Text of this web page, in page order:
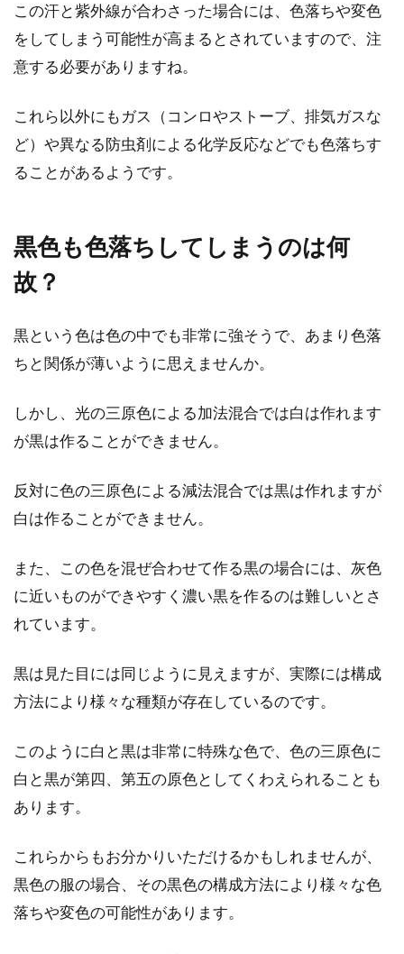
寒さがそれほど厳しくならないような季節の変
わり目には、ブルゾンが大活躍してくれます。
男性的な...
ニットに一工夫！日常を楽しくお洒
落にするリボンの結び方
いる人も多く、人気素材の一つと言えるでしょ
う。...
コートのリボンがほどけないように
綺麗に着こなす方法とは？
ウエストのリボンを結んで着るコートはとても
女性らしく、ファッションのポイントになりま
集！冬におすすめコーデ
シャツの種類はさまざま！襟なしシ
ャツの魅力を知ろう！
デザイン...
この汗と紫外線が合わさった場合には、色落ちや変色
をしてしまう可能性が高まるとされていますので、注
意する必要がありますね。
これら以外にもガス（コンロやストーブ、排気ガスな
ど）や異なる防虫剤による化学反応などでも色落ちす
ることがあるようです。
黒色も色落ちしてしまうのは何
故？
黒という色は色の中でも非常に強そうで、あまり色落
ちと関係が薄いように思えませんか。
しかし、光の三原色による加法混合では白は作れます
が黒は作ることができません。
反対に色の三原色による減法混合では黒は作れますが
白は作ることができません。
また、この色を混ぜ合わせて作る黒の場合には、灰色
に近いものができやすく濃い黒を作るのは難しいとさ
れています。
黒は見た目には同じように見えますが、実際には構成
方法により様々な種類が存在しているのです。
このように白と黒は非常に特殊な色で、色の三原色に
白と黒が第四、第五の原色としてくわえられることも
あります。
これらからもお分かりいただけるかもしれませんが、
黒色の服の場合、その黒色の構成方法により様々な色
落ちや変色の可能性があります。